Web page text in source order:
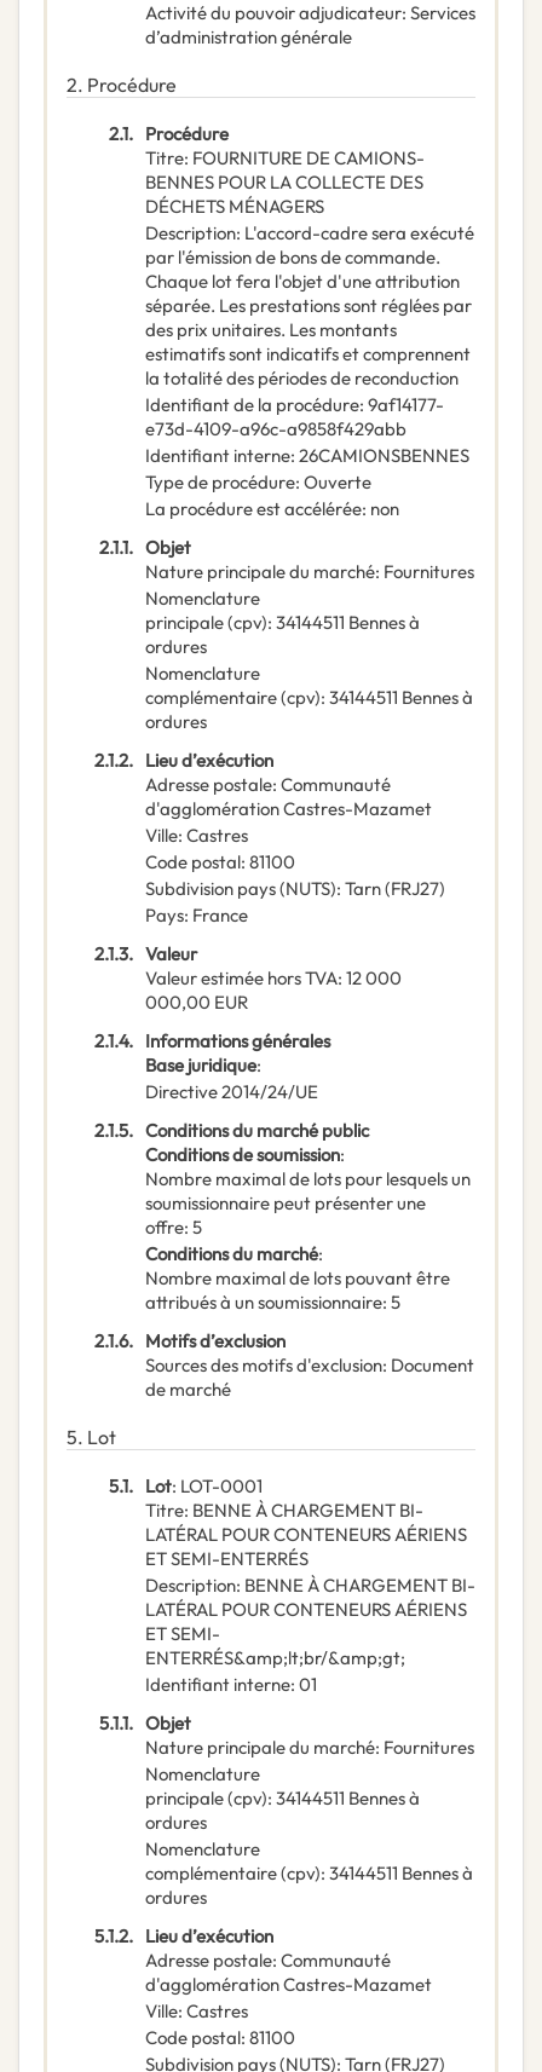
Activité du pouvoir adjudicateur: Services
d’administration générale
2. Procédure
2.1. Procédure
Titre: FOURNITURE DE CAMIONS-
BENNES POUR LA COLLECTE DES
DÉCHETS MÉNAGERS
Description: L'accord-cadre sera exécuté
par l'émission de bons de commande.
Chaque lot fera l'objet d'une attribution
séparée. Les prestations sont réglées par
des prix unitaires. Les montants
estimatifs sont indicatifs et comprennent
la totalité des périodes de reconduction
Identifiant de la procédure: 9af14177-
e73d-4109-a96c-a9858f429abb
Identifiant interne: 26CAMIONSBENNES
Type de procédure: Ouverte
La procédure est accélérée: non
2.1.1. Objet
Nature principale du marché: Fournitures
Nomenclature
principale(cpv): 34144511 Bennes à
ordures
Nomenclature
complémentaire(cpv): 34144511 Bennes à
ordures
2.1.2. Lieu d’exécution
Adresse postale: Communauté
d'agglomération Castres-Mazamet
Ville: Castres
Code postal: 81100
Subdivision pays (NUTS): Tarn(FRJ27)
Pays: France
2.1.3. Valeur
Valeur estimée hors TVA: 12 000
000,00 EUR
2.1.4. Informations générales
Base juridique:
Directive 2014/24/UE
2.1.5. Conditions du marché public
Conditions de soumission:
Nombre maximal de lots pour lesquels un
soumissionnaire peut présenter une
offre: 5
Conditions du marché:
Nombre maximal de lots pouvant être
attribués à un soumissionnaire: 5
2.1.6. Motifs d’exclusion
Sources des motifs d'exclusion: Document
de marché
5. Lot
5.1. Lot: LOT-0001
Titre: BENNE À CHARGEMENT BI-
LATÉRAL POUR CONTENEURS AÉRIENS
ET SEMI-ENTERRÉS
Description: BENNE À CHARGEMENT BI-
LATÉRAL POUR CONTENEURS AÉRIENS
ET SEMI-
ENTERRÉS&amp;lt;br/&amp;gt;
Identifiant interne: 01
5.1.1. Objet
Nature principale du marché: Fournitures
Nomenclature
principale(cpv): 34144511 Bennes à
ordures
Nomenclature
complémentaire(cpv): 34144511 Bennes à
ordures
5.1.2. Lieu d’exécution
Adresse postale: Communauté
d'agglomération Castres-Mazamet
Ville: Castres
Code postal: 81100
Subdivision pays (NUTS): Tarn(FRJ27)